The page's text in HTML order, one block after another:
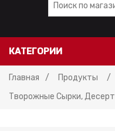
КАТЕГОРИИ
Главная / Продукты /
Творожные Сырки, Десерт